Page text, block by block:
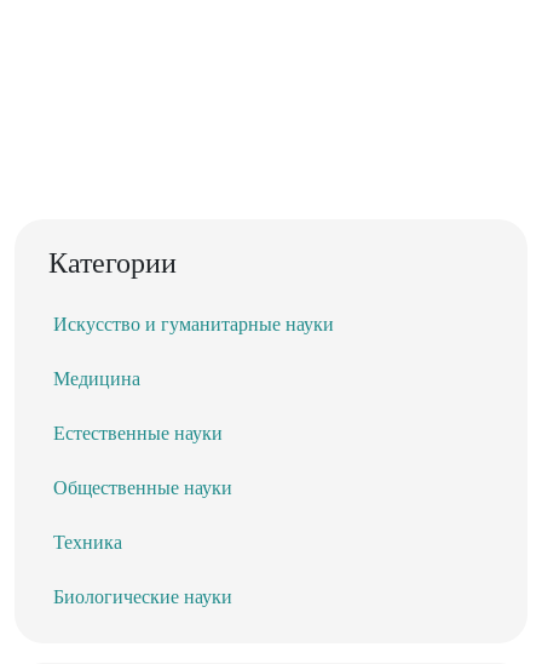
Категории
Искусство и гуманитарные науки
Медицина
Естественные науки
Общественные науки
Техника
Биологические науки